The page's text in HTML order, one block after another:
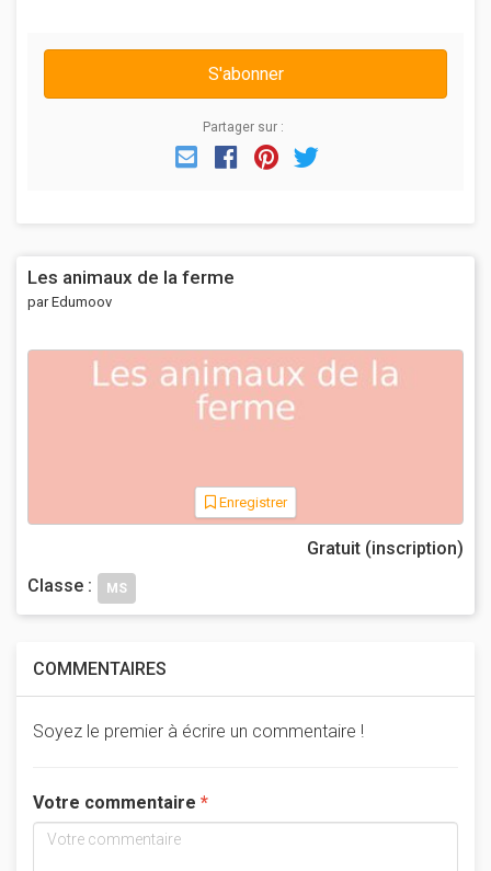
S'abonner
Partager sur :
EmailFacebook
Pinterest
Les animaux de la ferme
par Edumoov
Enregistrer
Gratuit (inscription)
Classe :
MS
COMMENTAIRES
Soyez le premier à écrire un commentaire !
Votre commentaire